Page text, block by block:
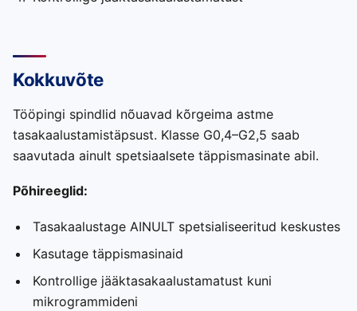
Kokkuvõte
Tööpingi spindlid nõuavad kõrgeima astme
tasakaalustamistäpsust. Klasse G0,4–G2,5 saab
saavutada ainult spetsiaalsete täppismasinate abil.
Põhireeglid:
Tasakaalustage AINULT spetsialiseeritud keskustes
Kasutage täppismasinaid
Kontrollige jääktasakaalustamatust kuni
mikrogrammideni